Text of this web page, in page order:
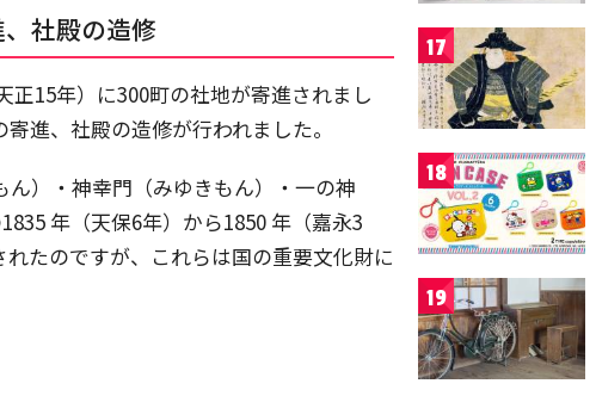
社殿の造修
15年）に300町の社地が寄進されまし
進、社殿の造修が行われました。
）・神幸門（みゆきもん）・一の神
年（天保6年）から1850 年（嘉永3
たのですが、これらは国の重要文化財に
17
18
19